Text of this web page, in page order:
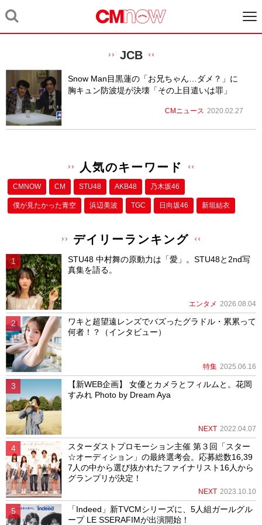
JCB
Snow Man目黒蓮の「お兄ちゃん…ダメ？」に
胸キュン防波堤が決壊「その上目遣いは罪」
CMニュース 2020.02.27
人気のキーワード
CMNOW CM STU48 AKB48 乃木坂46
僕が⾒たかった⻘空 浜辺美波 TGC 日向坂46 新垣結衣
デイリーランキング
STU48 中村舞の原動力は「愛」。STU48と2nd写
真集を語る。
エンタメ 2026.08.04
ワキと超望遠レンズでバズったグラドル・累累って
何者！？（インタビュー）
特集 2025.06.16
【新WEB企画】 女優とカメラとフィルムと。花岡
すみれ Photo by Dream Aya
NEXT 2022.04.07
スターダストプロモーション主催 第３回「スター
☆オーディション」の最終選考会。応募総数16,39
7人の中から選び抜かれたファイナリスト16人から
グランプリが決定！
NEXT 2023.10.10
「Indeed」新TVCMシリーズに、5人組ガールグル
ープ LE SSERAFIMが出演開始！